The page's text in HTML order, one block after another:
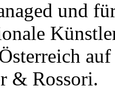
und
& Rossori.